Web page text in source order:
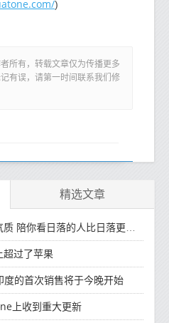
)
所有，转载文章仅为传播更多
有误，请第一时间联系我们修
精选文章
陪你看日落的人比日落更浪漫
超过了苹果
的首次销售将于今晚开始
上收到重大更新